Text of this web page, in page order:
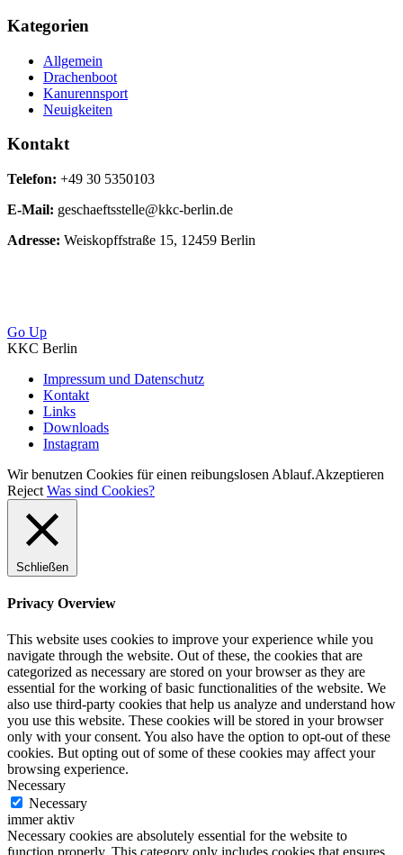
Kategorien
Allgemein
Drachenboot
Kanurennsport
Neuigkeiten
Kontakt
Telefon: +49 30 5350103
E-Mail: geschaeftsstelle@kkc-berlin.de
Adresse: Weiskopffstraße 15, 12459 Berlin
Go Up
KKC Berlin
Impressum und Datenschutz
Kontakt
Links
Downloads
Instagram
Wir benutzen Cookies für einen reibungslosen Ablauf.Akzeptieren
Reject Was sind Cookies?
Schließen
Privacy Overview
This website uses cookies to improve your experience while you
navigate through the website. Out of these, the cookies that are
categorized as necessary are stored on your browser as they are
essential for the working of basic functionalities of the website. We
also use third-party cookies that help us analyze and understand how
you use this website. These cookies will be stored in your browser
only with your consent. You also have the option to opt-out of these
cookies. But opting out of some of these cookies may affect your
browsing experience.
Necessary
Necessary
immer aktiv
Necessary cookies are absolutely essential for the website to
function properly. This category only includes cookies that ensures